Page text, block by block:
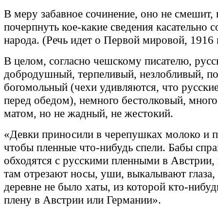
В меру забавное сочинение, оно не
почерпнуть кое-какие сведения касательно
народа. (Речь идет о Первой мировой, 1916
В целом, согласно чешскому писателю,
добродушный, терпеливый, незлобливый,
богомольный (чехи удивляются, что
перед обедом), немного бестолковый, много
матом, но не жадный, не жестокий.
«Девки приносили в черепушках молоко и
чтобы пленные что-нибудь спели. Бабы
обходятся с русскими пленными в
там отрезают носы, уши, выкалывают
деревне не было хаты, из которой кто-
плену в Австрии или Германии».